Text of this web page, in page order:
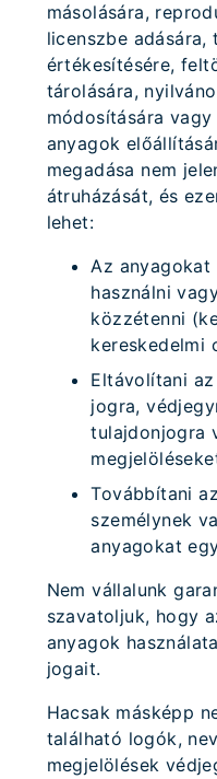
másolására,
licenszbe adására,
értékesítésére,
tárolására,
módosítására
anyagok
megadása nem
átruházását, és
lehet:
Az anyagokat
használni
közzétenni
kereskedelmi
Eltávolítani
jogra,
tulajdonjogra
Továbbítani
személynek
anyagokat
Nem vállalunk
szavatoljuk, hogy
anyagok
jogait.
Hacsak másképp
található logók,
megjelölések